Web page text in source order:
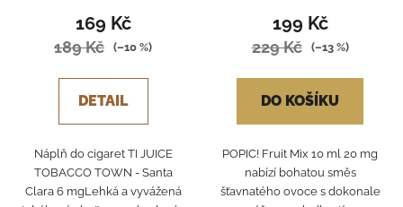
169 Kč
189 Kč (–10 %)
DETAIL
Náplň do cigaret TI JUICE
TOBACCO TOWN - Santa
Clara 6 mgLehká a vyvážená
199 Kč
229 Kč (–13 %)
DO KOŠÍKU
POPIC! Fruit Mix 10 ml 20 mg
nabízí bohatou směs
šťavnatého ovoce s dokonale